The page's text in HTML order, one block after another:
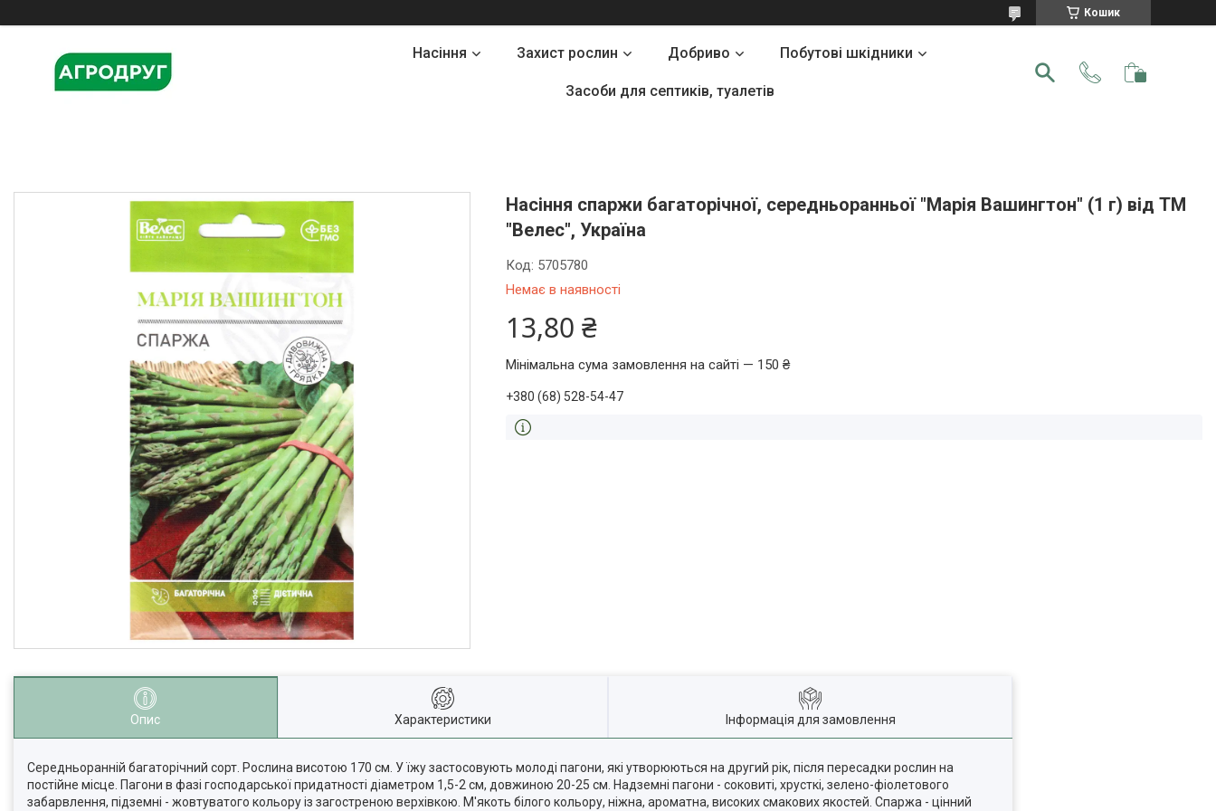
Кошик
Насіння Захист рослин Добриво Побутові шкідники
Засоби для септиків, туалетів
Насіння спаржи багаторічної, середньоранньої "Марія Вашингтон" (1 г) від ТМ
"Велес", Україна
Немає в наявності
Код: 5705780
13,80 ₴
Мінімальна сума замовлення на сайті — 150 ₴
+380 (68) 528-54-47
Опис Характеристики Інформація для замовлення
Середньоранній багаторічний сорт. Рослина висотою 170 см. У їжу застосовують молоді пагони, які утворюються на другий рік, після пересадки рослин на
постійне місце. Пагони в фазі господарської придатності діаметром 1,5-2 см, довжиною 20-25 см. Надземні пагони - соковиті, хрусткі, зелено-фіолетового
забарвлення, підземні - жовтуватого кольору із загостреною верхівкою. М'якоть білого кольору, ніжна, ароматна, високих смакових якостей. Спаржа - цінний